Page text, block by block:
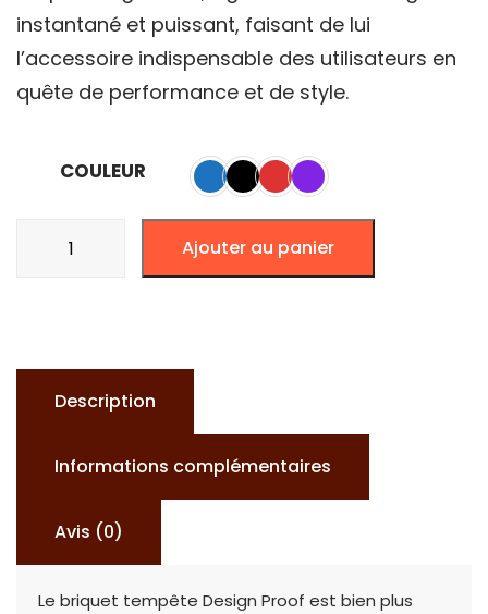
instantané et puissant, faisant de lui
l’accessoire indispensable des utilisateurs en
quête de performance et de style.
COULEUR
PROOF
Ajouter au panier
Description
Informations complémentaires
Avis (0)
Le briquet tempête Design Proof est bien plus